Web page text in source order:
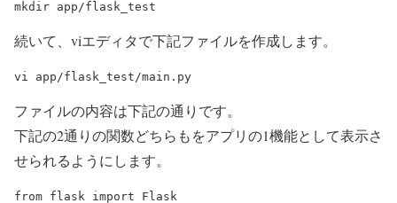
続いて、viエディタで下記ファイルを作成します。
ファイルの内容は下記の通りです。
下記の2通りの関数どちらもをアプリの1機能として表示さ
せられるようにします。
from flask import Flask